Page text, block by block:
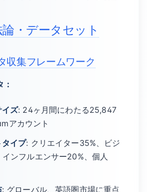
・データセット
収集フレームワーク
ズ: 24ヶ月間にわたる25,847
アカウント
イプ: クリエイター35%、ビジ
ンフルエンサー20%、個人
: グローバル、英語圏市場に重点